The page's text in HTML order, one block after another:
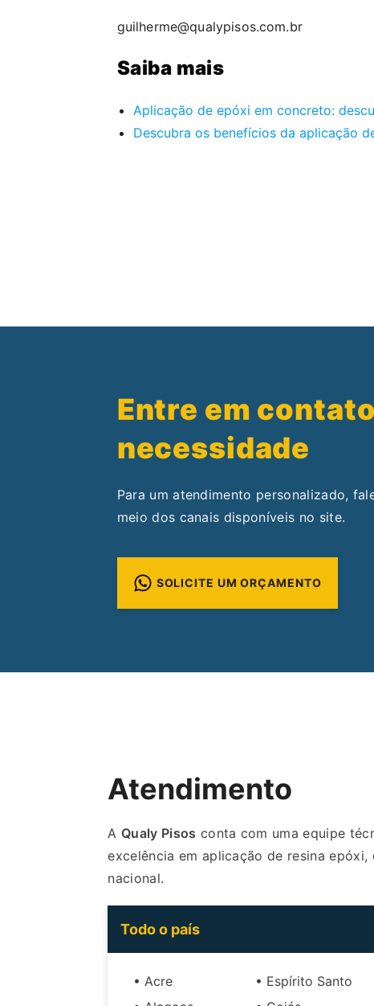
guilherme@qualypisos.com.br
Saiba mais
Aplicação de epóxi em concreto:
Descubra os benefícios da aplicação
Entre em
necessidade
Para um atendimento personalizado,
meio dos canais disponíveis no site.
SOLICITE UM ORÇAMENTO
Atendimento
A Qualy Pisos conta com uma equipe
excelência em aplicação de resina
nacional.
Todo o país
• Acre
• Espírito Santo